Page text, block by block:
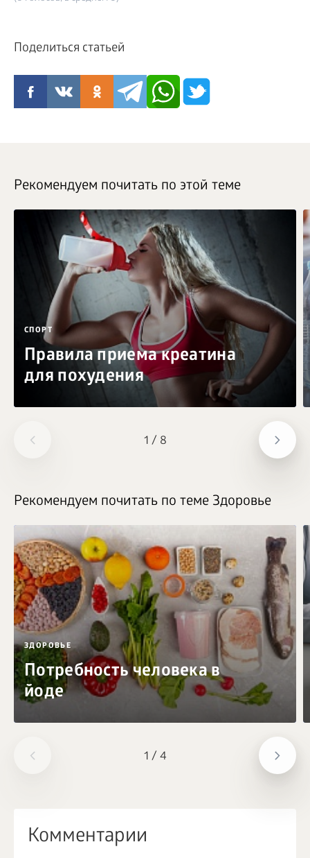
Поделиться статьей
1 / 8
Рекомендуем почитать по этой теме
СПОРТ
Правила приема креатина
для похудения
1 / 4
Рекомендуем почитать по теме Здоровье
ЗДОРОВЬЕ
Потребность человека в
йоде
Комментарии